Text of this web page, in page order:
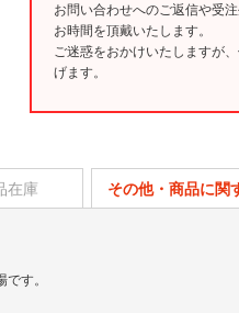
お問い合わせへのご返信や受
お時間を頂戴いたします。
ご迷惑をおかけいたしますが
げます。
在庫 その他・商品に関
す。